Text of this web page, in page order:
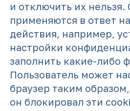
и отключить их
применяются в ответ
действия, например,
настройки
заполнить какие-либо
Пользователь может
браузер таким
он блокировал эти